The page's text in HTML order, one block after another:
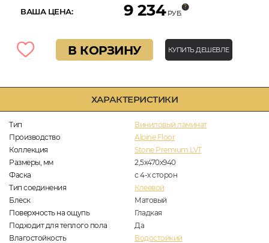
ХАРАКТЕРИСТИКИ
Тип
Виниловый ламинат
Производство
Alpine Floor
Коллекция
Stone Premium LVT
Размеры, мм
2,5х470х940
Фаска
с 4-х сторон
Тип соединения
Клеевой
Блеск
Матовый
Поверхность на ощупь
Гладкая
Подходит для теплого пола
Да
Влагостойкость
Водостойкий
ВАША ЦЕНА: 9 234 РУБ.
В КОРЗИНУ КУПИТЬ ДЕШЕВЛЕ